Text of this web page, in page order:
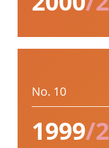
No. 10
1999/2